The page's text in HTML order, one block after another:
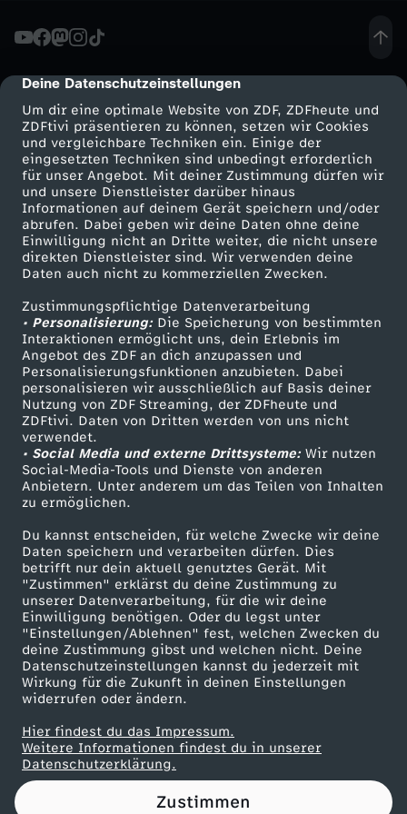
cmp-dialog-description
Deine Datenschutzeinstellungen
Um dir eine optimale Website von ZDF, ZDFheute und
ZDFtivi präsentieren zu können, setzen wir Cookies
und vergleichbare Techniken ein. Einige der
eingesetzten Techniken sind unbedingt erforderlich
für unser Angebot. Mit deiner Zustimmung dürfen wir
und unsere Dienstleister darüber hinaus
Informationen auf deinem Gerät speichern und/oder
abrufen. Dabei geben wir deine Daten ohne deine
Einwilligung nicht an Dritte weiter, die nicht unsere
direkten Dienstleister sind. Wir verwenden deine
Daten auch nicht zu kommerziellen Zwecken.
Zustimmungspflichtige Datenverarbeitung
• Personalisierung:Die Speicherung von bestimmten
Interaktionen ermöglicht uns, dein Erlebnis im
Angebot des ZDF an dich anzupassen und
Personalisierungsfunktionen anzubieten. Dabei
personalisieren wir ausschließlich auf Basis deiner
Nutzung von ZDF Streaming, der ZDFheute und
ZDFtivi. Daten von Dritten werden von uns nicht
verwendet.
• Social Media und externe Drittsysteme:Wir nutzen
Social-Media-Tools und Dienste von anderen
Anbietern. Unter anderem um das Teilen von Inhalten
zu ermöglichen.
Du kannst entscheiden, für welche Zwecke wir deine
Daten speichern und verarbeiten dürfen. Dies
betrifft nur dein aktuell genutztes Gerät. Mit
"Zustimmen" erklärst du deine Zustimmung zu
unserer Datenverarbeitung, für die wir deine
Einwilligung benötigen. Oder du legst unter
"Einstellungen/Ablehnen" fest, welchen Zwecken du
deine Zustimmung gibst und welchen nicht. Deine
Datenschutzeinstellungen kannst du jederzeit mit
Wirkung für die Zukunft in deinen Einstellungen
widerrufen oder ändern.
Hier findest du das Impressum.
Weitere Informationen findest du in unserer
Datenschutzerklärung.
Zustimmen
o
p
ä
i
s
c
h
e
V
e
r
t
e
i
d
i
g
u
Mehr ZDF
ZDF-Apps
Smart TV
ZDFtext
Livestreams
Sendungen A-Z
TV-Programm
Service
ZDFmitreden
Kontakt zum ZDF
Tickets
Zuschauerservice
Hilfe
ZDF Unternehmen
Karriere
ZDF goes Schule
Werbefernsehen
Mainzelmännchen
Partner